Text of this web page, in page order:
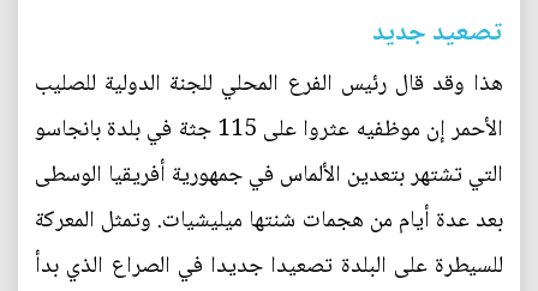
تصعيد جديد
هذا وقد قال رئيس الفرع المحلي للجنة الدولية للصليب
الأحمر إن موظفيه عثروا على 115 جثة في بلدة بانجاسو
التي تشتهر بتعدين الألماس في جمهورية أفريقيا الوسطى
بعد عدة أيام من هجمات شنتها ميليشيات. وتمثل المعركة
للسيطرة على البلدة تصعيدا جديدا في الصراع الذي بدأ